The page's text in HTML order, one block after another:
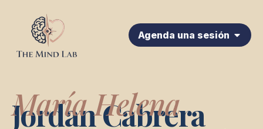
Agenda una sesión
María Helena
Jordan Cabrera